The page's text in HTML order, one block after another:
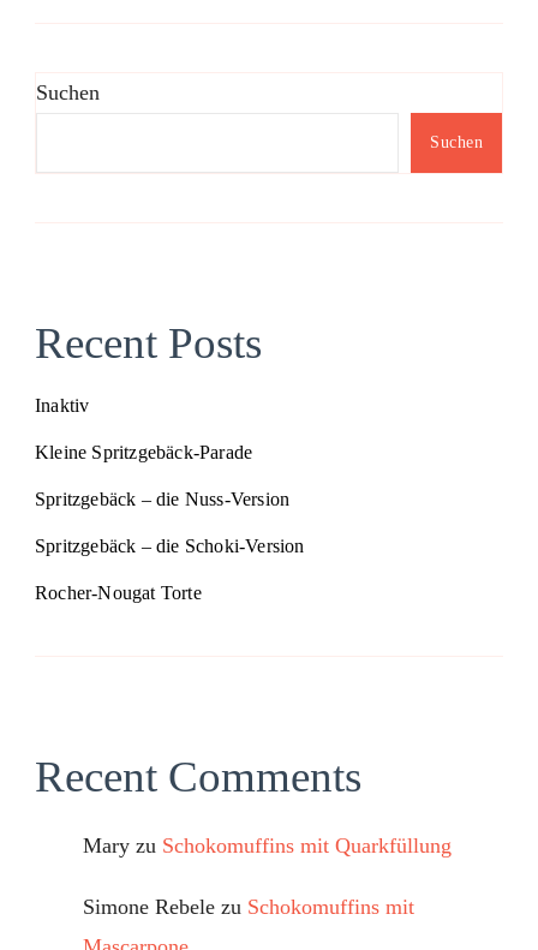
Suchen
Suchen
Recent Posts
Inaktiv
Kleine Spritzgebäck-Parade
Spritzgebäck – die Nuss-Version
Spritzgebäck – die Schoki-Version
Rocher-Nougat Torte
Recent Comments
Mary zu Schokomuffins mit Quarkfüllung
Simone Rebele zu Schokomuffins mit